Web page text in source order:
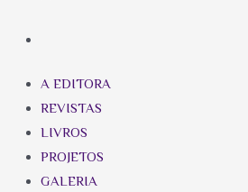
A EDITORA
REVISTAS
LIVROS
PROJETOS
GALERIA